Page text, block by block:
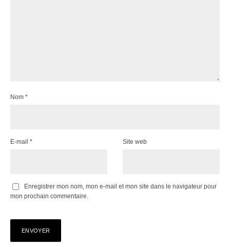
Nom *
E-mail * Site web
Enregistrer mon nom, mon e-mail et mon site dans le navigateur pour
mon prochain commentaire.